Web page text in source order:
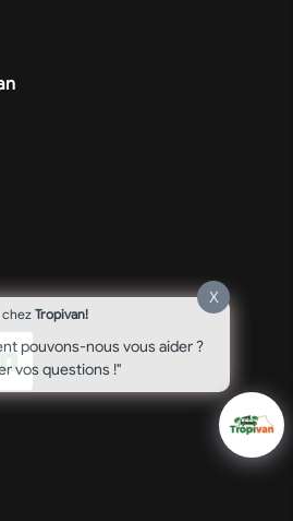
X
chezTropivan!
pouvons-nous vous aider ?
vos questions !"